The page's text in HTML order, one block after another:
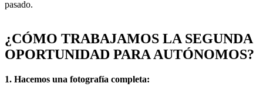
pasado.
¿CÓMO TRABAJAMOS LA SEGUNDA
OPORTUNIDAD PARA AUTÓNOMOS?
1. Hacemos una fotografía completa: